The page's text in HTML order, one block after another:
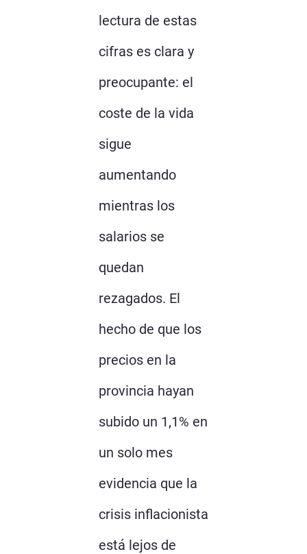
lectura de estas
cifras es clara y
preocupante: el
coste de la vida
sigue
aumentando
mientras los
salarios se
quedan
rezagados. El
hecho de que los
precios en la
provincia hayan
subido un 1,1% en
un solo mes
evidencia que la
crisis inflacionista
está lejos de